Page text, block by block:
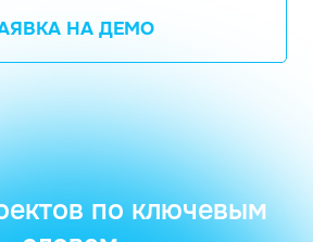
НА ДЕМО
по ключевым